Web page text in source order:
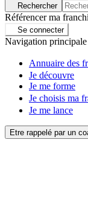
Rechercher
Référencer ma
Se connecter
Navigation principale
Annuaire des
Je découvre
Je me forme
Je choisis ma
Je me lance
Etre rappelé par un